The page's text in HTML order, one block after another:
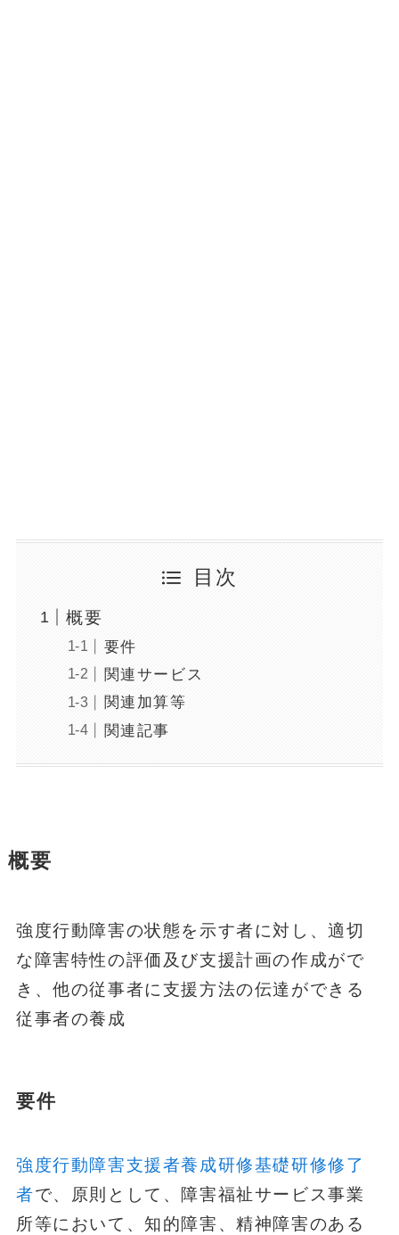
目次
概要
要件
関連サービス
関連加算等
関連記事
概要
強度行動障害の状態を示す者に対し、適切
な障害特性の評価及び支援計画の作成がで
き、他の従事者に支援方法の伝達ができる
従事者の養成
要件
強度行動障害支援者養成研修基礎研修修了
者で、原則として、障害福祉サービス事業
所等において、知的障害、精神障害のある